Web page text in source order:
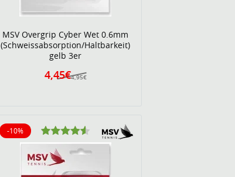
MSV Overgrip Cyber Wet 0.6mm
(Schweissabsorption/Haltbarkeit)
gelb 3er
4,95€
4,45€
-10%
10% reduziert